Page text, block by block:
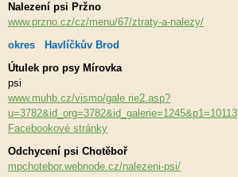
Nalezení psi Pržno
www.przno.cz/cz/menu/67/ztraty-a-nalezy/
okres Havlíčkův Brod
Útulek pro psy Mírovka
psi
www.muhb.cz/vismo/gale rie2.asp?
u=3782&id_org=3782&id_galerie=1245&p1=10113
Facebookové stránky
Odchycení psi Chotěboř
mpchotebor.webnode.cz/nalezeni-psi/